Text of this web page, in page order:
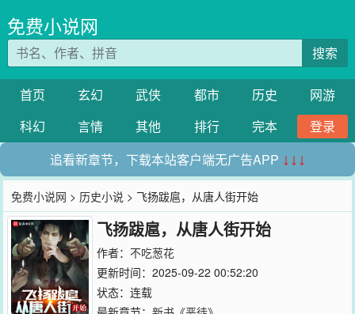
免费小说网
搜索
首页 玄幻 武侠 都市 历史
网游
科幻
言情 其他 排行 完本
登录
追看新章节，下载本站客户端无广告APP ↓↓↓
免费小说网 > 历史小说 > 飞扬跋扈，从唐人街开始
飞扬跋扈，从唐人街开始
作者： 不吃葱花
更新时间：2025-09-22 00:52:20
状态：连载